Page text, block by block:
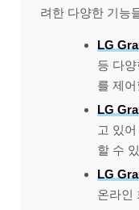
려한 다양한 기능
LG
등 다
를 제
LG
고 있
할 수
LG
온라인